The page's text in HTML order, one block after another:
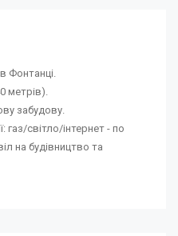
Фонтанці.
метрів).
забудову.
газ/світло/інтернет - по
на будівництво та